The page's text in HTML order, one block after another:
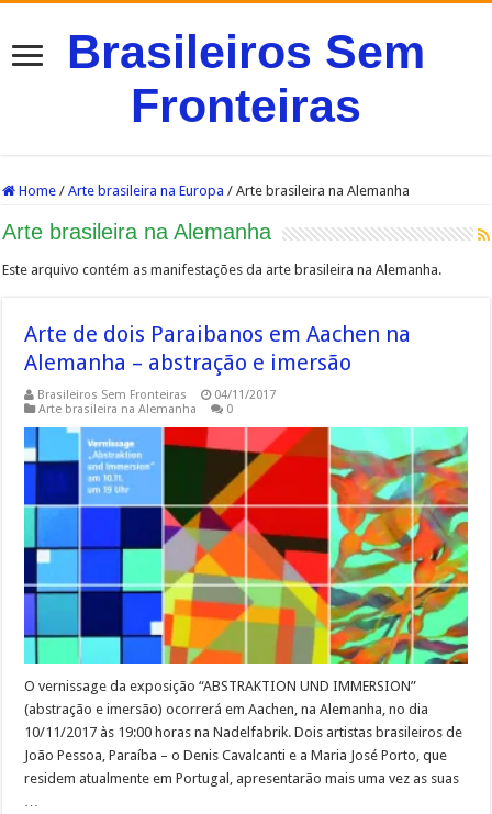
Brasileiros Sem
Fronteiras
Home / Arte brasileira na Europa / Arte brasileira na Alemanha
Arte brasileira na Alemanha
Este arquivo contém as manifestações da arte brasileira na Alemanha.
Arte de dois Paraibanos em Aachen na
Alemanha – abstração e imersão
Brasileiros Sem Fronteiras
04/11/2017
Arte brasileira na Alemanha
0
O vernissage da exposição “ABSTRAKTION UND IMMERSION”
(abstração e imersão) ocorrerá em Aachen, na Alemanha, no dia
10/11/2017 às 19:00 horas na Nadelfabrik. Dois artistas brasileiros de
João Pessoa, Paraíba – o Denis Cavalcanti e a Maria José Porto, que
residem atualmente em Portugal, apresentarão mais uma vez as suas